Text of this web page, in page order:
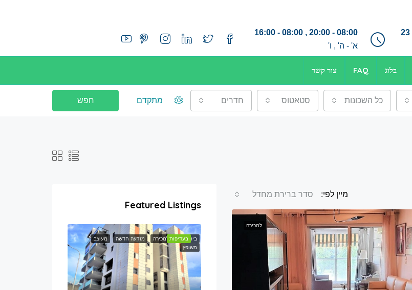
08:00 - 20:00 , 08:00 - 16:00
א' - ה' , ו'
בלוג FAQ צור קשר
כל השכונות סטאטוס חדרים מתקדם חפש
מיין לפי: סדר ברירת מחדל
למכירה
Featured Listings
בית חדש למכירה מודעה חדשה
מעוצב
משופץ
בעדיפות